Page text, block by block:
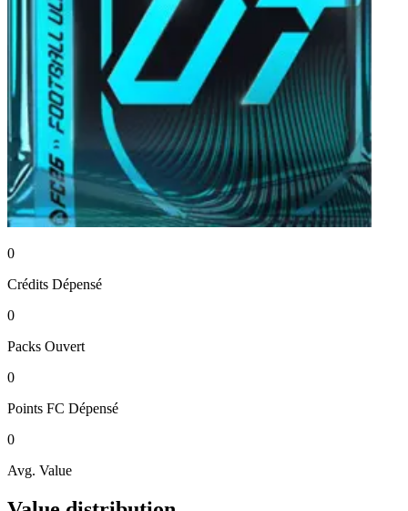
0
Crédits Dépensé
0
Packs Ouvert
0
Points FC Dépensé
0
Avg. Value